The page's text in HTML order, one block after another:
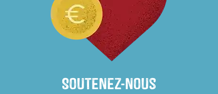
Soutenez-nous